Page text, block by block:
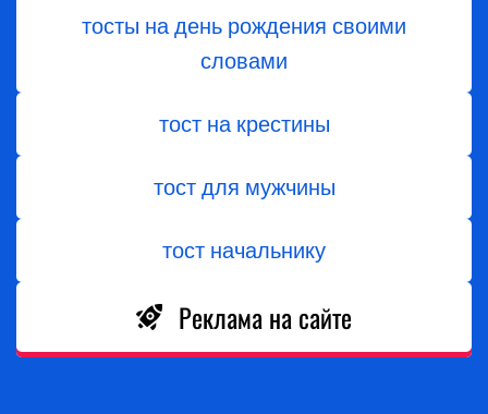
тосты на день рождения своими
словами
тост на крестины
тост для мужчины
тост начальнику
Реклама на сайте